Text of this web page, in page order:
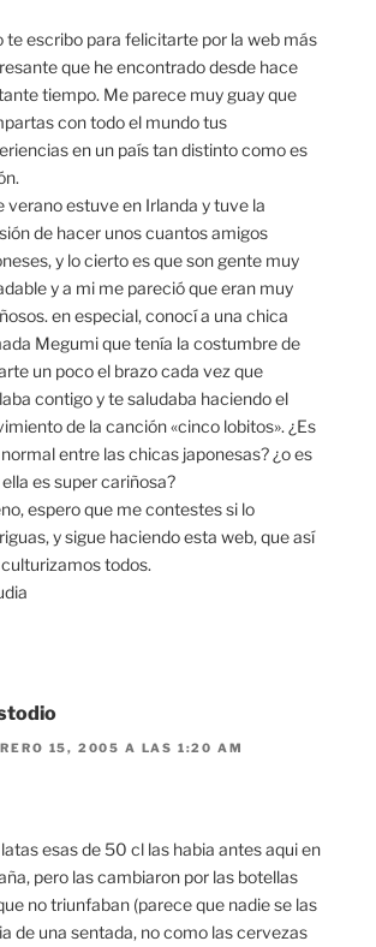
te escribo para felicitarte por la web más
que he encontrado desde hace
tiempo. Me parece muy guay que
con todo el mundo tus
en un país tan distinto como es
verano estuve en Irlanda y tuve la
de hacer unos cuantos amigos
y lo cierto es que son gente muy
y a mi me pareció que eran muy
en especial, conocí a una chica
Megumi que tenía la costumbre de
un poco el brazo cada vez que
contigo y te saludaba haciendo el
de la canción «cinco lobitos». ¿Es
entre las chicas japonesas? ¿o es
es super cariñosa?
espero que me contestes si lo
y sigue haciendo esta web, que así
todos.
15, 2005 A LAS 1:20 AM
esas de 50 cl las habia antes aqui en
pero las cambiaron por las botellas
no triunfaban (parece que nadie se las
de una sentada, no como las cervezas